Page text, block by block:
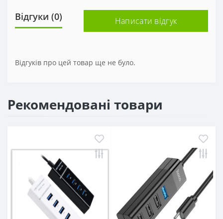
Відгуки (0) Написати відгук
Відгуків про цей товар ще не було.
Рекомендовані товари